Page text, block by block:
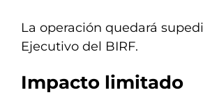
La operación quedará
Ejecutivo del BIRF.
Impacto limitado